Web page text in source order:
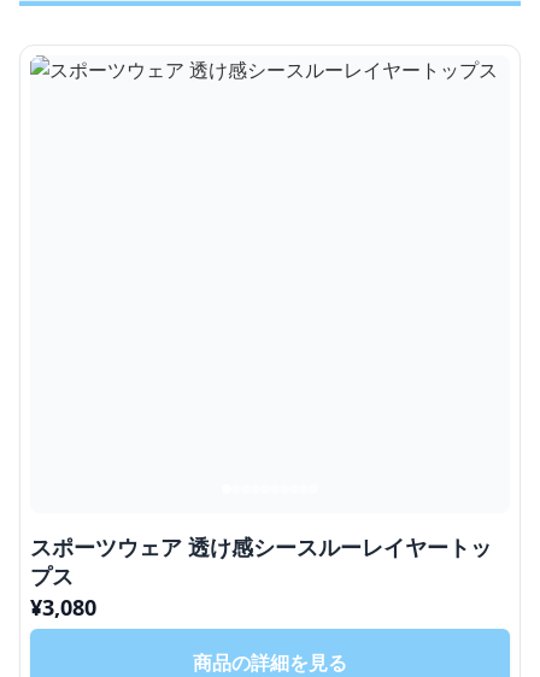
スポーツウェア 透け感シースルーレイヤートッ
プス
¥3,080
商品の詳細を見る